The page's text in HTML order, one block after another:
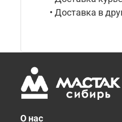
• Доставка в
О нас